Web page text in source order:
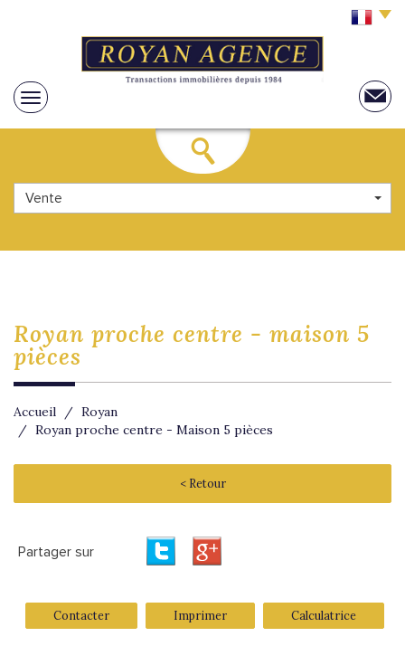
Vente
royan proche centre - maison 5
pièces
Accueil
Royan
Royan proche centre - Maison 5 pièces
< Retour
Partager sur
Contacter Imprimer Calculatrice